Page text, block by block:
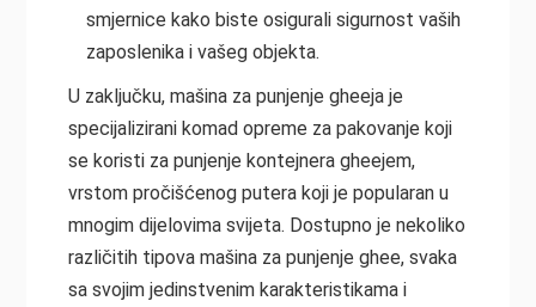
smjernice kako biste osigurali sigurnost vaših
zaposlenika i vašeg objekta.
U zaključku, mašina za punjenje gheeja je
specijalizirani komad opreme za pakovanje koji
se koristi za punjenje kontejnera gheejem,
vrstom pročišćenog putera koji je popularan u
mnogim dijelovima svijeta. Dostupno je nekoliko
različitih tipova mašina za punjenje ghee, svaka
sa svojim jedinstvenim karakteristikama i